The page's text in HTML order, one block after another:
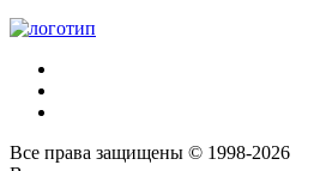
Все права защищены © 1998-2026